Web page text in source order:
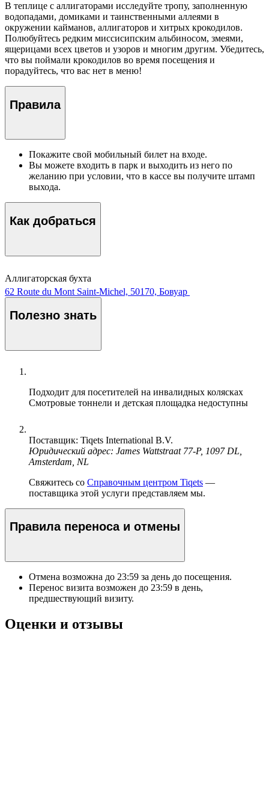
В теплице с аллигаторами исследуйте тропу, заполненную
водопадами, домиками и таинственными аллеями в
окружении кайманов, аллигаторов и хитрых крокодилов.
Полюбуйтесь редким миссисипским альбиносом, змеями,
ящерицами всех цветов и узоров и многим другим. Убедитесь,
что вы поймали крокодилов во время посещения и
порадуйтесь, что вас нет в меню!
Правила
Покажите свой мобильный билет на входе.
Вы можете входить в парк и выходить из него по
желанию при условии, что в кассе вы получите штамп
выхода.
Как добраться
Аллигаторская бухта
62 Route du Mont Saint-Michel, 50170, Бовуар
Полезно знать
Подходит для посетителей на инвалидных колясках
Смотровые тоннели и детская площадка недоступны
Поставщик: Tiqets International B.V.
Юридический адрес: James Wattstraat 77-P, 1097 DL,
Amsterdam, NL
Свяжитесь со Справочным центром Tiqets —
поставщика этой услуги представляем мы.
Правила переноса и отмены
Отмена возможна до 23:59 за день до посещения.
Перенос визита возможен до 23:59 в день,
предшествующий визиту.
Оценки и отзывы